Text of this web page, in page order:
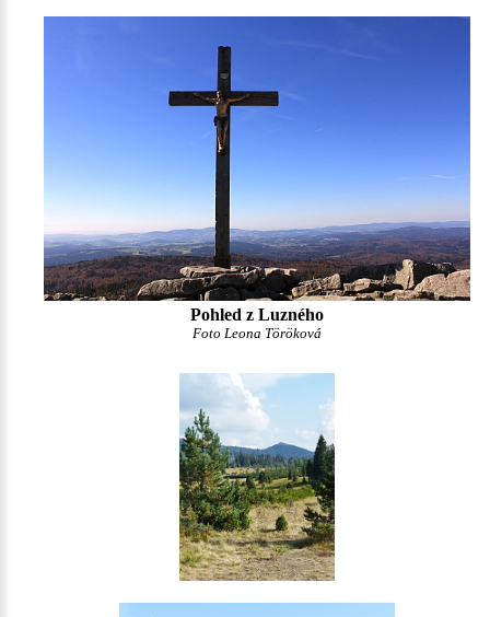
Pohled z Luzného
Foto Leona Töröková